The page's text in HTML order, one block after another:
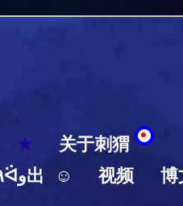
★
关于刺猬
演٩ᐛو出
☺ 视频 博